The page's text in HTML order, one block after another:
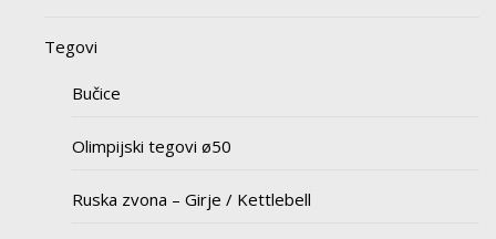
Tegovi
Bučice
Olimpijski tegovi ø50
Ruska zvona – Girje / Kettlebell